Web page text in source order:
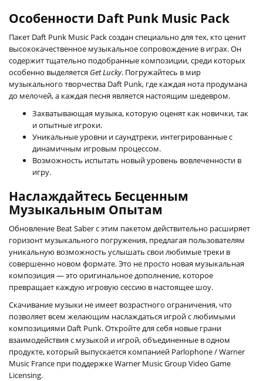
Особенности Daft Punk Music Pack
Пакет Daft Punk Music Pack создан специально для тех, кто ценит
высококачественное музыкальное сопровождение в играх. Он
содержит тщательно подобранные композиции, среди которых
особенно выделяется Get Lucky. Погружайтесь в мир
музыкального творчества Daft Punk, где каждая нота продумана
до мелочей, а каждая песня является настоящим шедевром.
Захватывающая музыка, которую оценят как новички, так
и опытные игроки.
Уникальные уровни и саундтреки, интегрированные с
динамичным игровым процессом.
Возможность испытать новый уровень вовлеченности в
игру.
Наслаждайтесь Бесценным
Музыкальным Опытам
Обновление Beat Saber с этим пакетом действительно расширяет
горизонт музыкального погружения, предлагая пользователям
уникальную возможность услышать свои любимые треки в
совершенно новом формате. Это не просто новая музыкальная
композиция — это оригинальное дополнение, которое
превращает каждую игровую сессию в настоящее шоу.
Скачивание музыки не имеет возрастного ограничения, что
позволяет всем желающим наслаждаться игрой с любимыми
композициями Daft Punk. Откройте для себя новые грани
взаимодействия с музыкой и игрой, объединенные в одном
продукте, который выпускается компанией Parlophone / Warner
Music France при поддержке Warner Music Group Video Game
Licensing.